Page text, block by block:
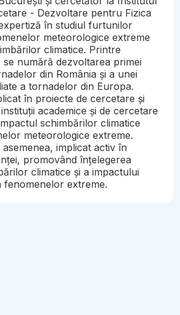
- Dezvoltare pentru Fizica
în studiul furtunilor
meteorologice extreme
climatice. Printre
numără dezvoltarea primei
din România și a unei
a tornadelor din Europa.
în proiecte de cercetare și
academice și de cercetare
schimbărilor climatice
meteorologice extreme.
implicat activ în
promovând înțelegerea
climatice și a impactului
fenomenelor extreme.